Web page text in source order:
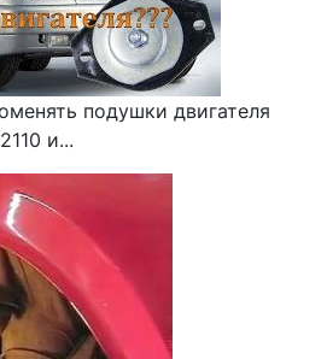
подушки двигателя
и...